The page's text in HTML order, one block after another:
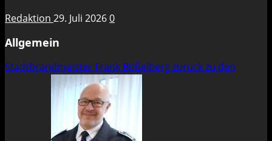
Redaktion 29. Juli 20260
Allgemein
Stadtbrandmeister Frank Büßelberg zurück zu den